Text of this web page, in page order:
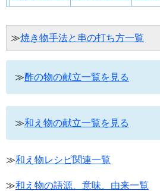
≫焼き物手法と串の打ち方一覧
≫酢の物の献立一覧を見る
≫和え物の献立一覧を見る
≫和え物レシピ関連一覧
≫和え物の語源、意味、由来一覧